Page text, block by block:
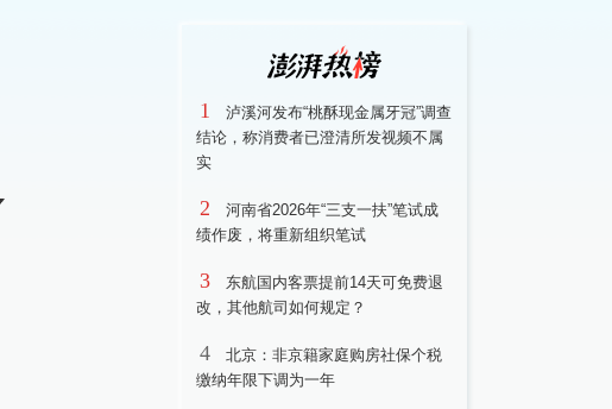
1
泸溪河发布“桃酥现金属牙冠”调查
结论，称消费者已澄清所发视频不属
实
2
河南省2026年“三支一扶”笔试成
绩作废，将重新组织笔试
3
东航国内客票提前14天可免费退
改，其他航司如何规定？
4
北京：非京籍家庭购房社保个税
缴纳年限下调为一年